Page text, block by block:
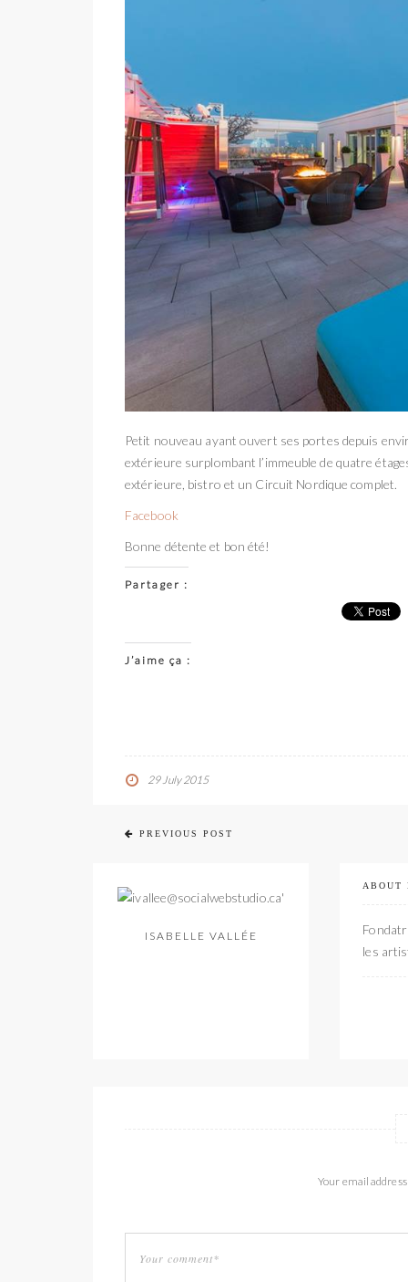
Petit nouveau ayant ouvert ses portes depuis
extérieure surplombant l’immeuble de quatre
extérieure, bistro et un Circuit Nordique complet.
Facebook
Bonne détente et bon été!
Partager :
J’aime ça :
29 July 2015
PREVIOUS POST
ISABELLE VALLÉE
ABOUT
les
Your email